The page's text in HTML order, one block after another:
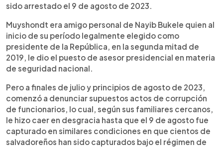
sido arrestado el 9 de agosto de 2023.
Muyshondt era amigo personal de Nayib Bukele quien al
inicio de su período legalmente elegido como
presidente de la República, en la segunda mitad de
2019, le dio el puesto de asesor presidencial en materia
de seguridad nacional.
Pero a finales de julio y principios de agosto de 2023,
comenzó a denunciar supuestos actos de corrupción
de funcionarios, lo cual, según sus familiares cercanos,
le hizo caer en desgracia hasta que el 9 de agosto fue
capturado en similares condiciones en que cientos de
salvadoreños han sido capturados bajo el régimen de